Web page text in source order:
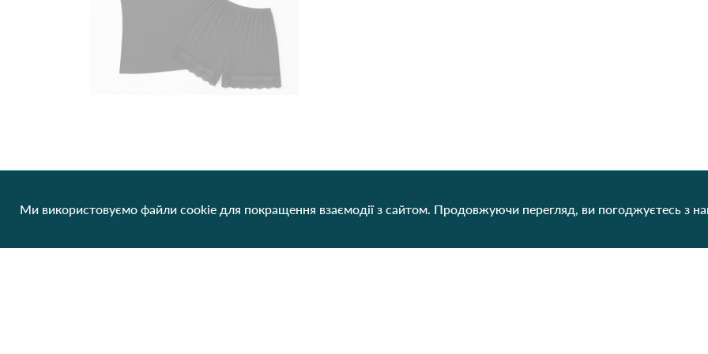
Ми використовуємо файли cookie для покращення взаємодії з сайтом. Продовжуючи перегляд, ви погоджуєтесь з